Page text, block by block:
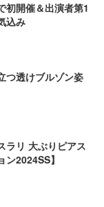
初開催＆出演者第1
込み
つ透けブルゾン姿
ラリ 大ぶりピアス
2024SS】